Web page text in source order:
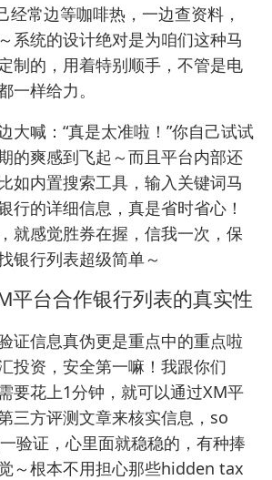
常边等咖啡热，一边查资料，
系统的设计绝对是为咱们这种马
制的，用着特别顺手，不管是电
一样给力。
大喊：“真是太准啦！”你自己试试
的爽感到飞起～而且平台内部还
如内置搜索工具，输入关键词马
行的详细信息，真是省时省心！
就感觉胜券在握，信我一次，保
银行列表超级简单～
平台合作银行列表的真实性
证信息真伪更是重点中的重点啦
投资，安全第一嘛！我跟你们
要花上1分钟，就可以通过XM平
三方评测文章来核实信息，so
验证，心里面就稳稳的，有种捧
～根本不用担心那些hidden tax